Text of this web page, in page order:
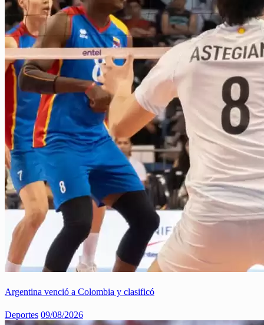
Argentina venció a Colombia y clasificó
Deportes 09/08/2026